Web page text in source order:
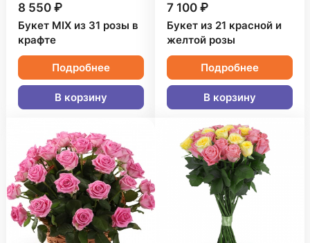
8 550 ₽
Букет MIX из 31 розы в
крафте
Подробнее
В корзину
7 100 ₽
Букет из 21 красной и
желтой розы
Подробнее
В корзину